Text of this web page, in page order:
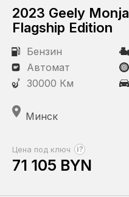
Полный
2023 Geely
Flagship Edition
Бензин
Автомат
30000 Км
Минск
Цена под ключ ?
71 105 BYN